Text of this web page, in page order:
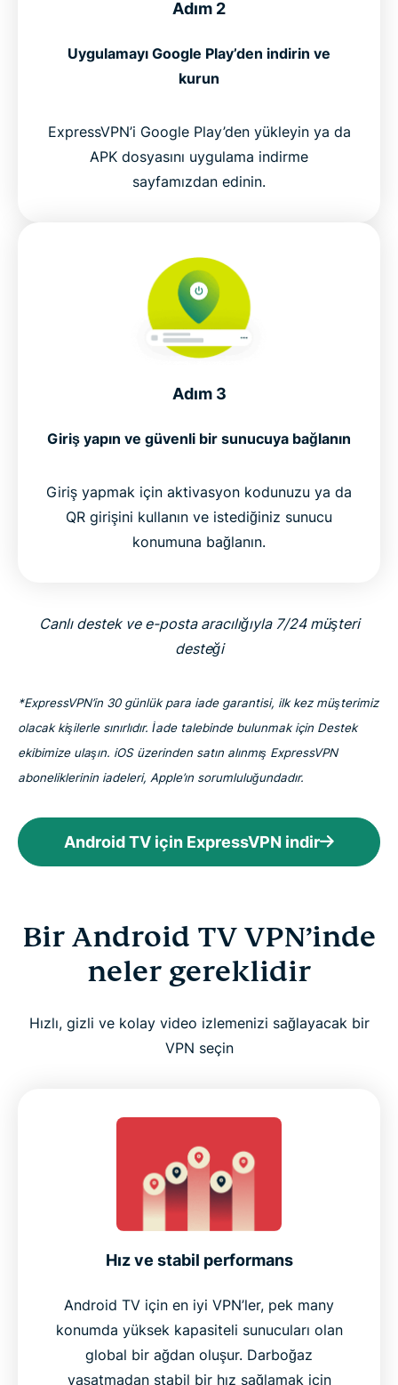
Adım 2
Uygulamayı Google Play’den indirin ve
kurun
ExpressVPN’i Google Play’den yükleyin ya da
APK dosyasını uygulama indirme
sayfamızdan edinin.
Adım 3
Giriş yapın ve güvenli bir sunucuya bağlanın
Giriş yapmak için aktivasyon kodunuzu ya da
QR girişini kullanın ve istediğiniz sunucu
konumuna bağlanın.
Canlı destek ve e-posta aracılığıyla 7/24 müşteri
desteği
*ExpressVPN’in 30 günlük para iade garantisi, ilk kez müşterimiz
olacak kişilerle sınırlıdır. İade talebinde bulunmak için Destek
ekibimize ulaşın. iOS üzerinden satın alınmış ExpressVPN
aboneliklerinin iadeleri, Apple’ın sorumluluğundadır.
Android TV için ExpressVPN indir
Bir Android TV VPN’inde
neler gereklidir
Hızlı, gizli ve kolay video izlemenizi sağlayacak bir
VPN seçin
Hız ve stabil performans
Android TV için en iyi VPN’ler, pek many
konumda yüksek kapasiteli sunucuları olan
global bir ağdan oluşur. Darboğaz
yaşatmadan stabil bir hız sağlamak için